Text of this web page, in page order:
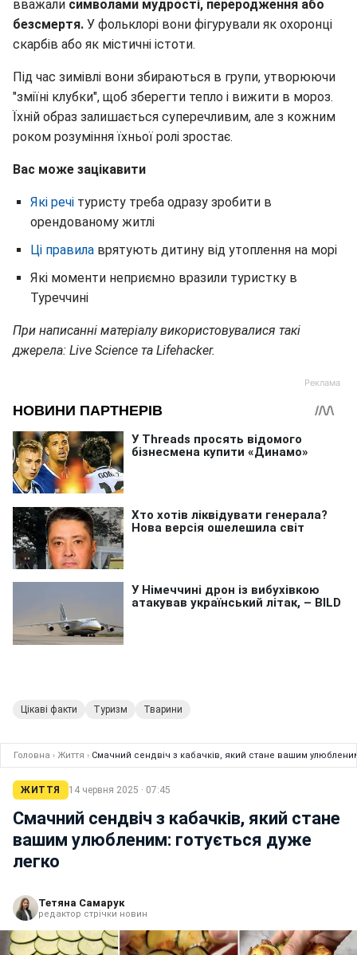
вважали символами мудрості, переродження або
безсмертя. У фольклорі вони фігурували як охоронці
скарбів або як містичні істоти.
Під час зимівлі вони збираються в групи, утворюючи
"зміїні клубки", щоб зберегти тепло і вижити в мороз.
Їхній образ залишається суперечливим, але з кожним
роком розуміння їхньої ролі зростає.
Вас може зацікавити
Які речі туристу треба одразу зробити в
орендованому житлі
Ці правила врятують дитину від утоплення на морі
Які моменти неприємно вразили туристку в
Туреччині
При написанні матеріалу використовувалися такі
джерела: Live Science та Lifehacker.
Цікаві факти Туризм Тварини
Головна › Життя › Смачний сендвіч з кабачків, який стане вашим
ЖИТТЯ 14 червня 2025 · 07:45
Смачний сендвіч з кабачків, який стане
вашим улюбленим: готується дуже
легко
Тетяна Самарук
редактор стрічки новин